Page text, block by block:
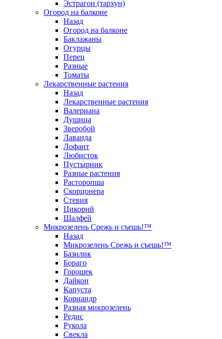
Эстрагон (тархун)
Огород на балконе
Назад
Огород на балконе
Баклажаны
Огурцы
Перец
Разные
Томаты
Лекарственные растения
Назад
Лекарственные растения
Валериана
Душица
Зверобой
Лаванда
Лофант
Любисток
Пустырник
Разные растения
Расторопша
Скорцонера
Стевия
Цикорий
Шалфей
Микрозелень Срежь и съешь!™
Назад
Микрозелень Срежь и съешь!™
Базилик
Бораго
Горошек
Дайкон
Капуста
Кориандр
Разная микрозелень
Редис
Рукола
Свекла